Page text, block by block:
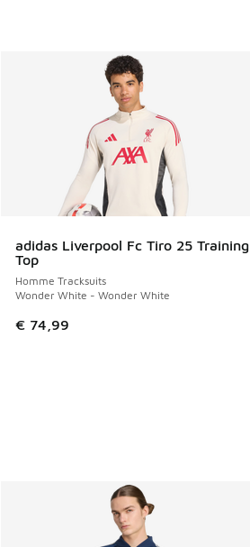
adidas Liverpool Fc Tiro 25 Training
Top
Homme Tracksuits
Wonder White - Wonder White
€ 74,99